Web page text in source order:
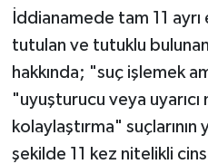
İddianamede tam 11
tutulan ve tutuklu
hakkında; "suç işlemek
"uyuşturucu veya uyarıcı
kolaylaştırma" suçlarının
şekilde 11 kez nitelikli